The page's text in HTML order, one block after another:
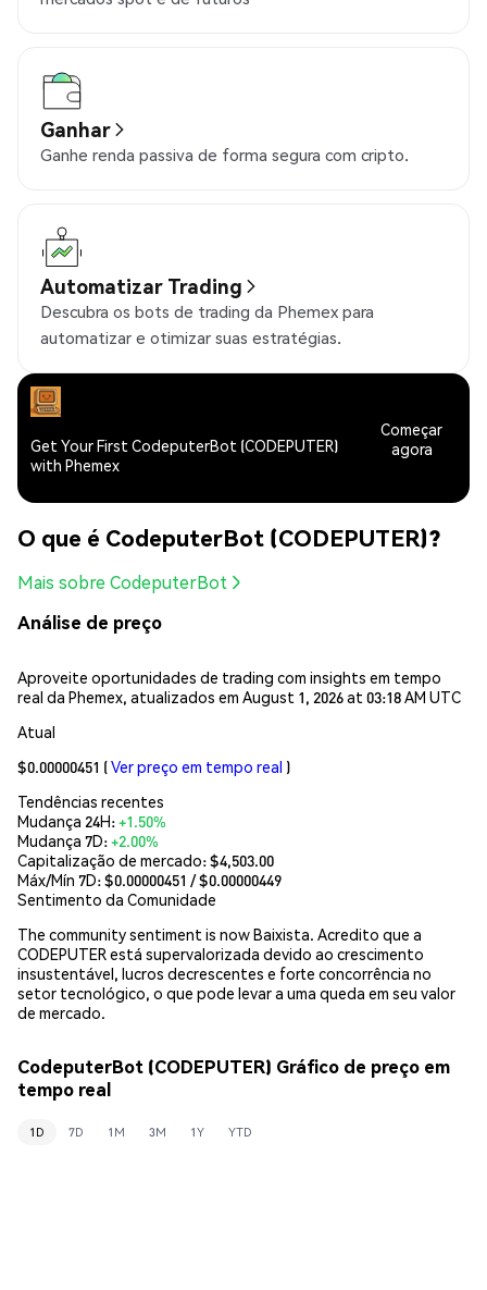
Ganhar
Ganhe renda passiva de forma segura com cripto.
Automatizar Trading
Descubra os bots de trading da Phemex para
automatizar e otimizar suas estratégias.
Get Your First CodeputerBot (CODEPUTER)
with Phemex
Começar
agora
O que é CodeputerBot (CODEPUTER)?
Mais sobre CodeputerBot
Análise de preço
Aproveite oportunidades de trading com insights em tempo
real da Phemex, atualizados em August 1, 2026 at 03:18 AM UTC
Atual
$0.00000451 (Ver preço em tempo real )
Tendências recentes
Mudança 24H:+1.50%
Mudança 7D:+2.00%
Capitalização de mercado:$4,503.00
Máx/Mín 7D: $0.00000451 / $0.00000449
Sentimento da Comunidade
The community sentiment is now Baixista. Acredito que a
CODEPUTER está supervalorizada devido ao crescimento
insustentável, lucros decrescentes e forte concorrência no
setor tecnológico, o que pode levar a uma queda em seu valor
de mercado.
CodeputerBot (CODEPUTER) Gráfico de preço em
tempo real
1D 7D 1M 3M 1Y YTD